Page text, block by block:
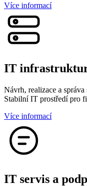
Více informací
IT
Návrh, realizace a
Stabilní IT prostředí pro
Více informací
IT servis a